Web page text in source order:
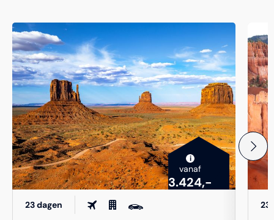
i
vanaf
3.424,-
23 dagen 23